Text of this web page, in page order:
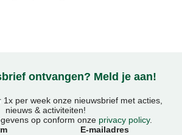
ontvangen? Meld je aan!
per week onze nieuwsbrief met acties,
nieuws & activiteiten!
op conform onze privacy policy.
E-mailadres